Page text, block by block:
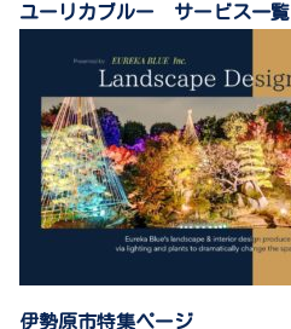
ユーリカブルー サービス一覧
伊勢原市特集ページ